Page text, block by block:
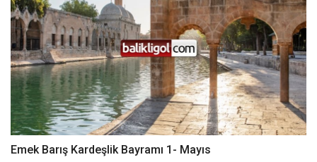
Emek Barış Kardeşlik Bayramı 1- Mayıs